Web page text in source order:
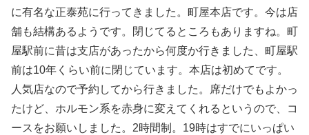
に有名な正泰苑に行ってきました。町屋本店です。今は店
舗も結構あるようです。閉じてるところもありますね。町
屋駅前に昔は支店があったから何度か行きました、町屋駅
前は10年くらい前に閉じています。本店は初めてです。
人気店なので予約してから行きました。席だけでもよかっ
たけど、ホルモン系を赤身に変えてくれるというので、コ
ースをお願いしました。2時間制。19時はすでにいっぱい